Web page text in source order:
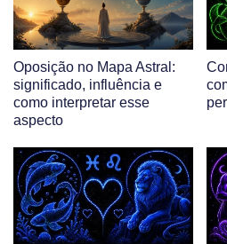
Oposição no Mapa Astral:
significado, influência e
como interpretar esse
aspecto